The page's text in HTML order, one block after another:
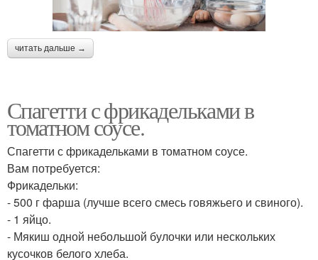
читать дальше →
Спагетти с фрикадельками в
томатном соусе.
Спагетти с фрикадельками в томатном соусе.
Вам потребуется:
Фрикадельки:
- 500 г фарша (лучше всего смесь говяжьего и свиного).
- 1 яйцо.
- Мякиш одной небольшой булочки или нескольких
кусочков белого хлеба.